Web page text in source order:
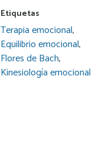
Etiquetas
Terapia emocional,
Equilibrio emocional,
Flores de Bach,
Kinesiología emocional